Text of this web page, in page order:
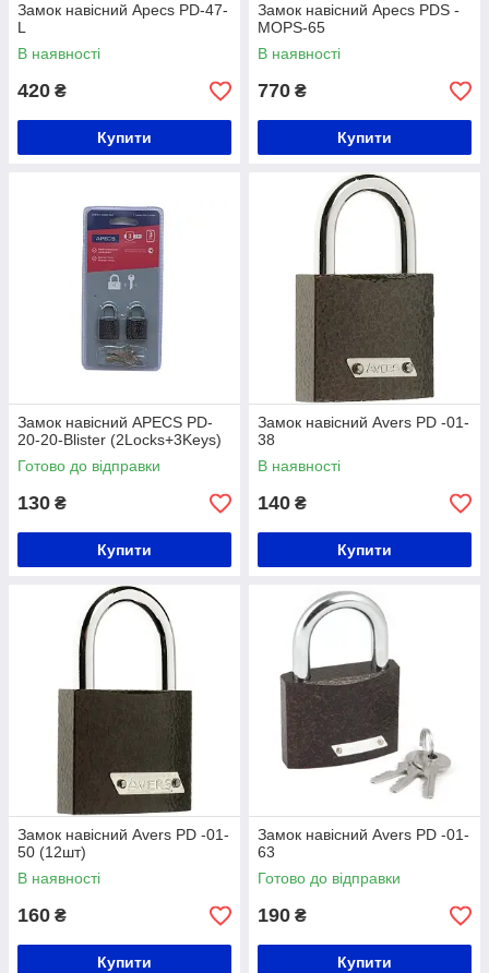
Замок навісний Apecs PD-47-
L
В наявності
420 ₴
Купити
Замок навісний Apecs PDS -
MOPS-65
В наявності
770 ₴
Купити
Замок навісний APECS PD-
20-20-Blister (2Locks+3Keys)
Готово до відправки
130 ₴
Купити
Замок навісний Avers PD -01-
38
В наявності
140 ₴
Купити
Замок навісний Avers PD -01-
50 (12шт)
В наявності
160 ₴
Купити
Замок навісний Avers PD -01-
63
Готово до відправки
190 ₴
Купити